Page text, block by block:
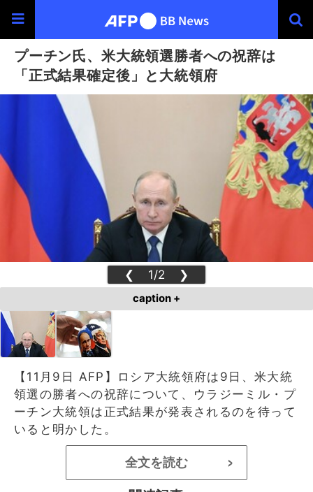
プーチン氏、米大統領選勝者への祝辞は
「正式結果確定後」と大統領府
❮ 1/2 ❯
caption +
【11月9日 AFP】ロシア大統領府は9日、米大統
領選の勝者への祝辞について、ウラジーミル・プ
ーチン大統領は正式結果が発表されるのを待って
いると明かした。
全文を読む >